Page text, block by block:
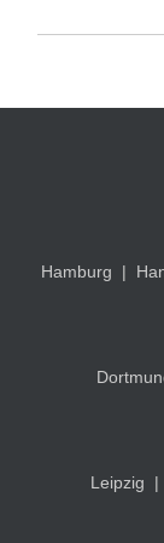
Hamburg |
Leipzig |